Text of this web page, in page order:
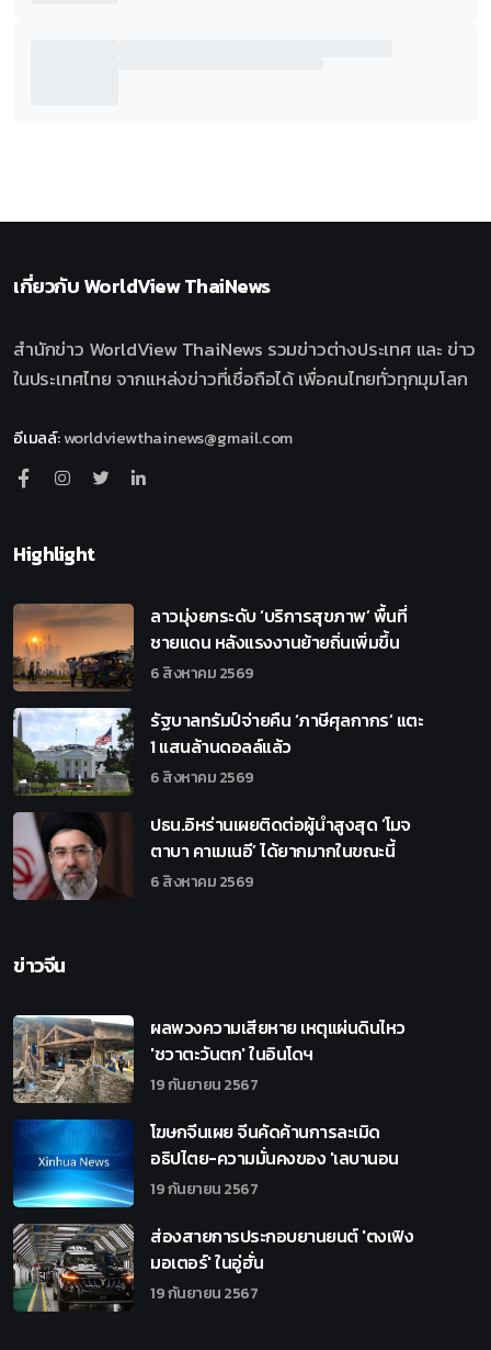
เกี่ยวกับWorldView ThaiNews
สำนักข่าว WorldView ThaiNews รวมข่าวต่างประเทศ และ ข่าว
ในประเทศไทย จากแหล่งข่าวที่เชื่อถือได้ เพื่อคนไทยทั่วทุกมุมโลก
อีเมลล์:worldviewthainews@gmail.com
Highlight
ลาวมุ่งยกระดับ ‘บริการสุขภาพ’ พื้นที่
ชายแดน หลังแรงงานย้ายถิ่นเพิ่มขึ้น
6 สิงหาคม 2569
รัฐบาลทรัมป์จ่ายคืน ‘ภาษีศุลกากร’ แตะ
1 แสนล้านดอลล์แล้ว
6 สิงหาคม 2569
ปธน.อิหร่านเผยติดต่อผู้นำสูงสุด ‘โมจ
ตาบา คาเมเนอี’ ได้ยากมากในขณะนี้
6 สิงหาคม 2569
ข่าวจีน
ผลพวงความเสียหาย เหตุแผ่นดินไหว
'ชวาตะวันตก' ในอินโดฯ
19 กันยายน 2567
โฆษกจีนเผย จีนคัดค้านการละเมิด
อธิปไตย-ความมั่นคงของ 'เลบานอน
19 กันยายน 2567
ส่องสายการประกอบยานยนต์ 'ตงเฟิง
มอเตอร์' ในอู่ฮั่น
19 กันยายน 2567